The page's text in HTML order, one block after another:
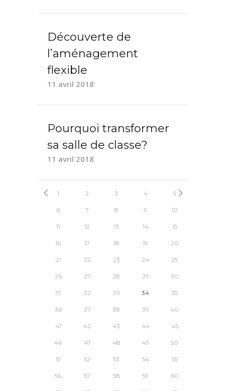
Découverte de
l’aménagement
flexible
11 avril 2018
Pourquoi transformer
sa salle de classe?
11 avril 2018
1 2 3 4 5
6 7 8 9 10
11 12 13 14 15
16 17 18 19 20
21 22 23 24 25
26 27 28 29 30
31 32 33 34 35
36 37 38 39 40
41 42 43 44 45
46 47 48 49 50
51 52 53 54 55
56 57 58 59 60